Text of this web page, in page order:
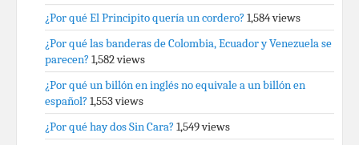
¿Por qué El Principito quería un cordero? 1,584 views
¿Por qué las banderas de Colombia, Ecuador y Venezuela se
parecen? 1,582 views
¿Por qué un billón en inglés no equivale a un billón en
español? 1,553 views
¿Por qué hay dos Sin Cara? 1,549 views